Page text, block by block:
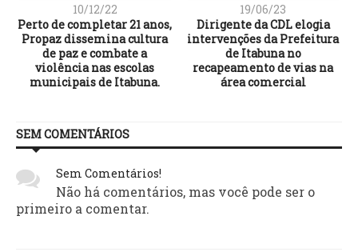
10/12/22
Perto de completar 21 anos,
Propaz dissemina cultura
de paz e combate a
violência nas escolas
municipais de Itabuna.
19/06/23
Dirigente da CDL elogia
intervenções da Prefeitura
de Itabuna no
recapeamento de vias na
área comercial
SEM COMENTÁRIOS
Sem Comentários!
Não há comentários, mas você pode ser o
primeiro a comentar.